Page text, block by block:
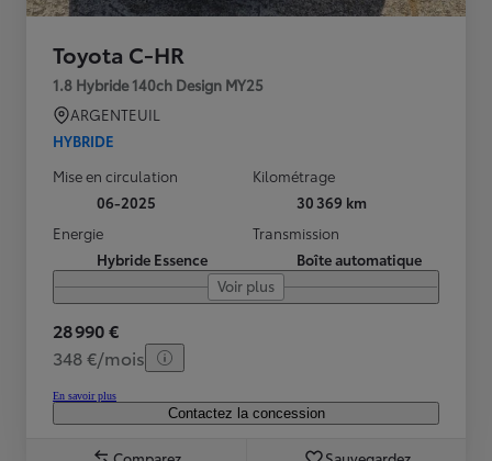
Toyota C-HR
1.8 Hybride 140ch Design MY25
ARGENTEUIL
HYBRIDE
Mise en circulation
06-2025
Kilométrage
30 369 km
Energie
Hybride Essence
Transmission
Boîte automatique
Voir plus
28 990 €
348 €/mois
En savoir plus
Contactez la concession